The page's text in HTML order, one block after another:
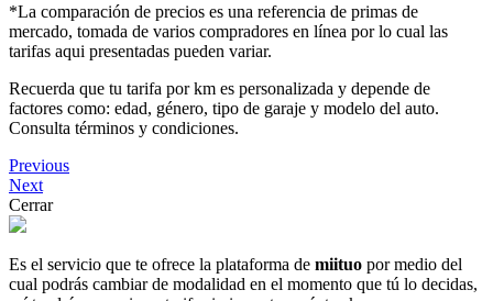
*La comparación de precios es una referencia de primas de
mercado, tomada de varios compradores en línea por lo cual las
tarifas aqui presentadas pueden variar.
Recuerda que tu tarifa por km es personalizada y depende de
factores como: edad, género, tipo de garaje y modelo del auto.
Consulta términos y condiciones.
Previous
Next
Cerrar
Es el servicio que te ofrece la plataforma de miituo por medio del
cual podrás cambiar de modalidad en el momento que tú lo decidas,